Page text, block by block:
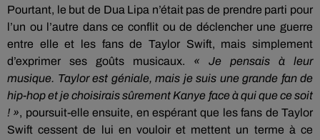
Pourtant, le but de Dua Lipa n’était pas de prendre parti pour
l’un ou l’autre dans ce conflit ou de déclencher une guerre
entre elle et les fans de Taylor Swift, mais simplement
d’exprimer ses goûts musicaux.
« Je pensais à leur
musique. Taylor est géniale, mais je suis une grande fan de
hip-hop et je choisirais sûrement Kanye face à qui que ce soit
! », poursuit-elle ensuite, en espérant que les fans de Taylor
Swift cessent de lui en vouloir et mettent un terme à ce